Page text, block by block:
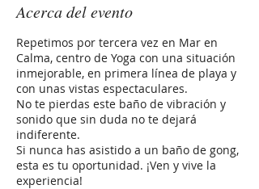
Acerca del evento
Repetimos por tercera vez en Mar en
Calma, centro de Yoga con una situación
inmejorable, en primera línea de playa y
con unas vistas espectaculares.
No te pierdas este baño de vibración y
sonido que sin duda no te dejará
indiferente.
Si nunca has asistido a un baño de gong,
esta es tu oportunidad. ¡Ven y vive la
experiencia!